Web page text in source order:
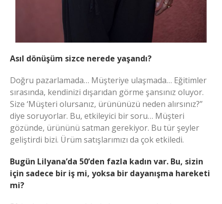
Asıl dönüşüm sizce nerede yaşandı?
Doğru pazarlamada… Müşteriye ulaşmada… Eğitimler
sırasında, kendinizi dışarıdan görme şansınız oluyor.
Size ‘Müşteri olursanız, ürününüzü neden alırsınız?”
diye soruyorlar. Bu, etkileyici bir soru… Müşteri
gözünde, ürününü satman gerekiyor. Bu tür şeyler
geliştirdi bizi. Ürüm satışlarımızı da çok etkiledi.
Bugün Lilyana’da 50’den fazla kadın var. Bu, sizin
için sadece bir iş mi, yoksa bir dayanışma hareketi
mi?